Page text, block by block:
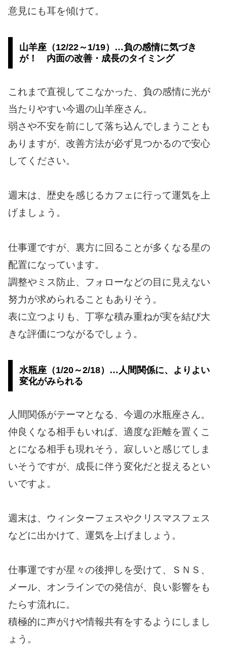
意見にも耳を傾けて。
山羊座（12/22～1/19）…負の感情に気づき
が！ 内面の改善・成長のタイミング
これまで直視してこなかった、負の感情に光が
当たりやすい今週の山羊座さん。
弱さや不安を前にして落ち込んでしまうことも
ありますが、改善方法が必ず見つかるので安心
してください。
週末は、歴史を感じるカフェに行って運気を上
げましょう。
仕事運ですが、裏方に回ることが多くなる星の
配置になっています。
調整やミス防止、フォローなどの目に見えない
努力が求められることもありそう。
表に立つよりも、丁寧な積み重ねが実を結び大
きな評価につながるでしょう。
水瓶座（1/20～2/18）…人間関係に、よりよい
変化がみられる
人間関係がテーマとなる、今週の水瓶座さん。
仲良くなる相手もいれば、適度な距離を置くこ
とになる相手も現れそう。寂しいと感じてしま
いそうですが、成長に伴う変化だと捉えるとい
いですよ。
週末は、ウィンターフェスやクリスマスフェス
などに出かけて、運気を上げましょう。
仕事運ですが星々の後押しを受けて、ＳＮＳ、
メール、オンラインでの発信が、良い影響をも
たらす流れに。
積極的に声がけや情報共有をするようにしまし
ょう。